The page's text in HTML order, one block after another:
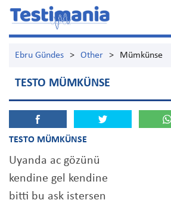
Ebru Gündes > Other > Mümkünse
TESTO MÜMKÜNSE
TESTO MÜMKÜNSE
Uyanda ac gözünü
kendine gel kendine
bitti bu ask istersen